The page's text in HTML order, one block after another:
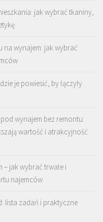
jak wybrać tkaniny,
na wynajem: jak wybrać
je powiesić, by łączyły
wynajem bez remontu:
wartość i atrakcyjność
– jak wybrać trwałe i
najemców
lista zadań i praktyczne